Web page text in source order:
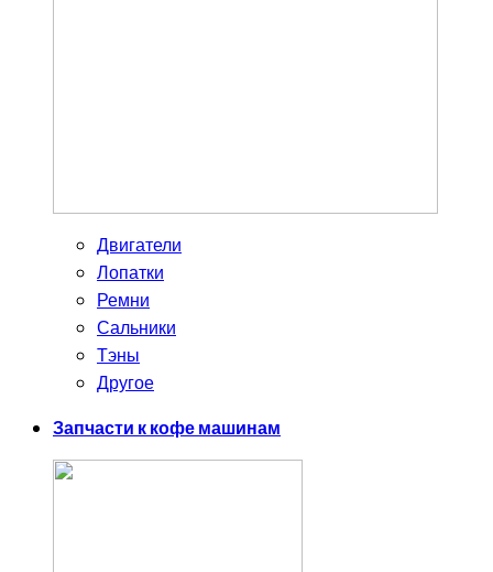
Двигатели
Лопатки
Ремни
Сальники
Тэны
Другое
Запчасти к кофе машинам